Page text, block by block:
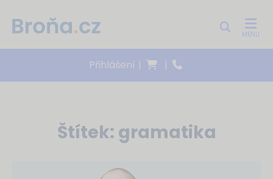
MENU
Přihlášení | |
Štítek: gramatika